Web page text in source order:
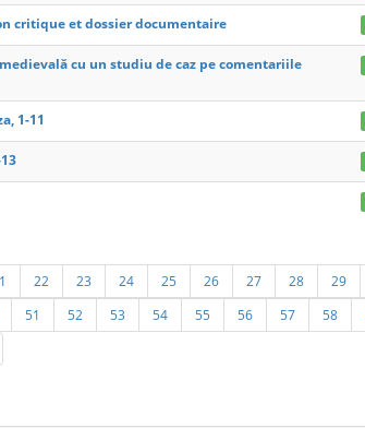
critique et dossier documentaire
cu un studiu de caz pe comentariile
1-11
22 23 24 25 26 27 28 29
51 52 53 54 55 56 57 58